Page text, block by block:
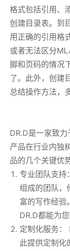
格式包括引用、
创建目录表。到
用正确的引用格
或者无法区分
脚和页码的情况
了。此外，创建
总结操作方法，
DR.D是一家致
产品在行业内独
品的几个关键优势
专业团队支持
组成的团队，
富的写作经验
DR.D都能为
定制化服务：
此提供定制化